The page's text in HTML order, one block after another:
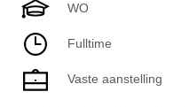
WO
Fulltime
Vaste aanstelling